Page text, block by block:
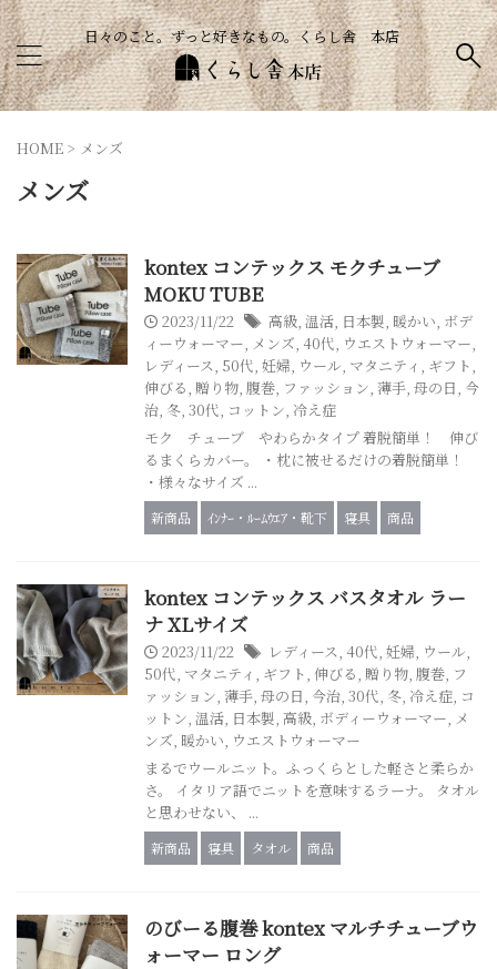
日々のこと。ずっと好きなもの。くらし舎 本店
HOME > メンズ
メンズ
kontex コンテックス モクチューブ
MOKU TUBE
2023/11/22 高級, 温活, 日本製, 暖かい, ボデ
ィーウォーマー, メンズ, 40代, ウエストウォーマー,
レディース, 50代, 妊婦, ウール, マタニティ , ギフト,
伸びる, 贈り物, 腹巻, ファッション, 薄手, 母の日, 今
治, 冬, 30代, コットン, 冷え症
モク チューブ やわらかタイプ 着脱簡単！ 伸び
るまくらカバー。 ・枕に被せるだけの着脱簡単！
・様々なサイズ ...
新商品 ｲﾝﾅｰ・ﾙｰﾑｳｴｱ・靴下 寝具 商品
kontex コンテックス バスタオル ラー
ナ XLサイズ
2023/11/22 レディース, 40代, 妊婦, ウール,
50代, マタニティ , ギフト, 伸びる, 贈り物, 腹巻, フ
ァッション, 薄手, 母の日, 今治, 30代, 冬, 冷え症, コ
ットン, 温活, 日本製, 高級, ボディーウォーマー, メ
ンズ, 暖かい, ウエストウォーマー
まるでウールニット。ふっくらとした軽さと柔らか
さ。 イタリア語でニットを意味するラーナ。 タオル
と思わせない、 ...
新商品 寝具 タオル 商品
のびーる腹巻 kontex マルチチューブウ
ォーマー ロング